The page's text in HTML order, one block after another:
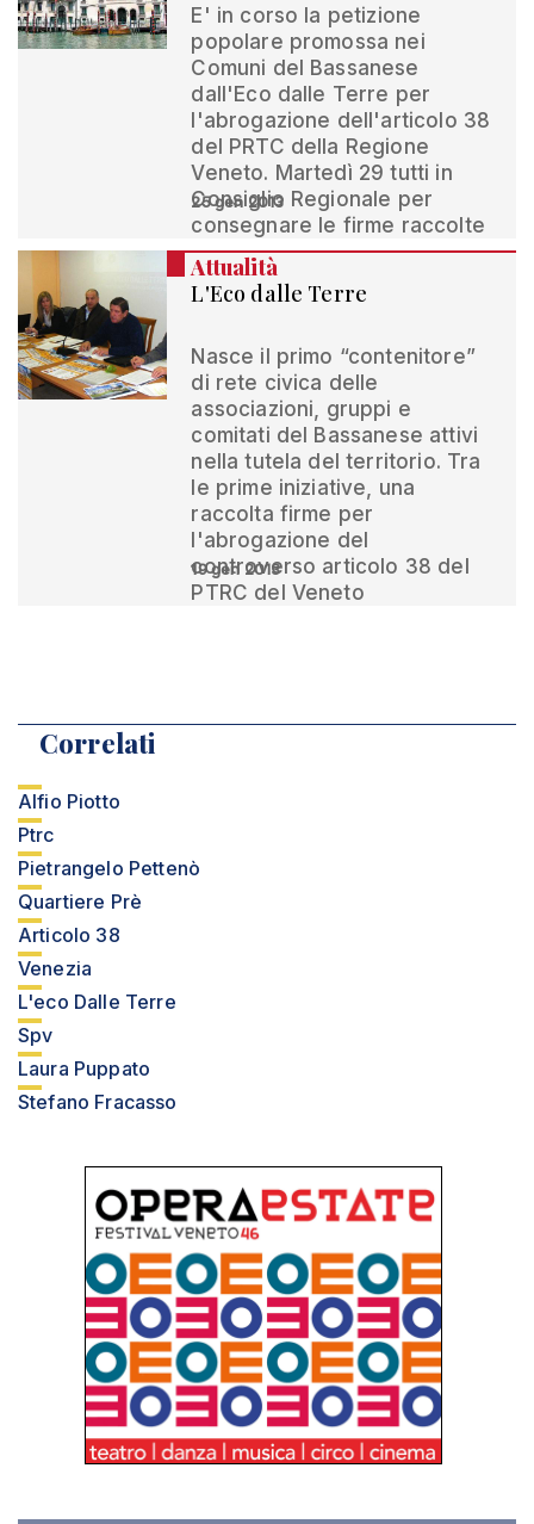
E' in corso la petizione
popolare promossa nei
Comuni del Bassanese
dall'Eco dalle Terre per
l'abrogazione dell'articolo 38
del PRTC della Regione
Veneto. Martedì 29 tutti in
Consiglio Regionale per
consegnare le firme raccolte
25 gen 2013
Attualità
L'Eco dalle Terre
Nasce il primo “contenitore”
di rete civica delle
associazioni, gruppi e
comitati del Bassanese attivi
nella tutela del territorio. Tra
le prime iniziative, una
raccolta firme per
l'abrogazione del
controverso articolo 38 del
PTRC del Veneto
19 gen 2013
Correlati
Alfio Piotto
Ptrc
Pietrangelo Pettenò
Quartiere Prè
Articolo 38
Venezia
L'eco Dalle Terre
Spv
Laura Puppato
Stefano Fracasso